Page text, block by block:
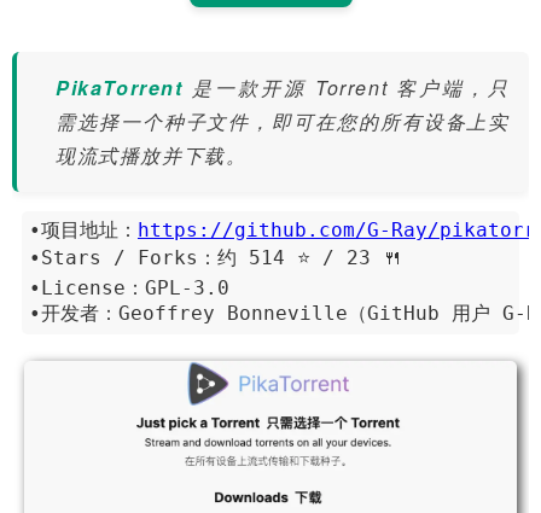
PikaTorrent 是一款开源 Torrent 客户端，只
需选择一个种子文件，即可在您的所有设备上实
现流式播放并下载。
•项目地址： https://github.com/G-Ray/
•Stars / Forks：约 514 ⭐ / 23 🍴
•License：GPL‑3.0
•开发者：Geoffrey Bonneville（GitHub 用户